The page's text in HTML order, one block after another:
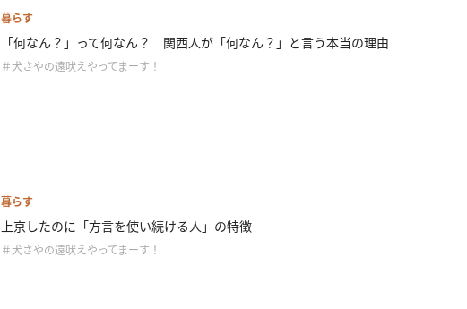
暮らす
「何なん？」って何なん？ 関西人が「何なん？」と言う本当の理由
＃犬さやの遠吠えやってまーす！
暮らす
上京したのに「方言を使い続ける人」の特徴
＃犬さやの遠吠えやってまーす！